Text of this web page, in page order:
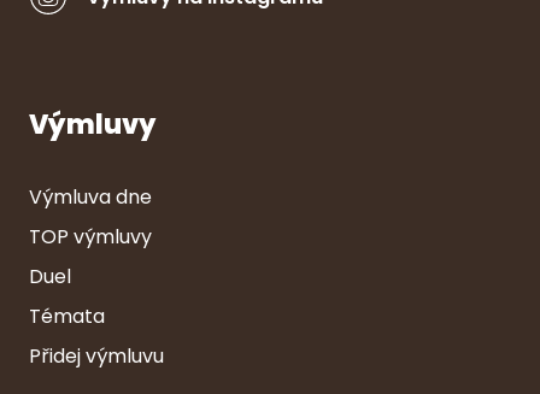
Výmluvy
Výmluva dne
TOP výmluvy
Duel
Témata
Přidej výmluvu